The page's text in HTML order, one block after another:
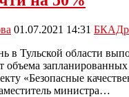
01.07.2021 14:31 БКАД
в Тульской области
объема
«Безопасные
министра…